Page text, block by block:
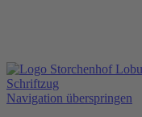
Navigation überspringen